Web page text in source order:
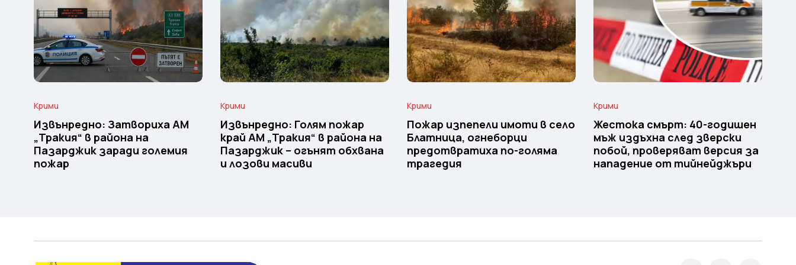
Крими
Извънредно: Затвориха АМ
„Тракия“ в района на
Пазарджик заради големия
пожар
Крими
Извънредно: Голям пожар
край АМ „Тракия“ в района на
Пазарджик – огънят обхвана
и лозови масиви
Крими
Пожар изпепели имоти в село
Блатница, огнеборци
предотвратиха по-голяма
трагедия
Крими
Жестока смърт: 40-годишен
мъж издъхна след зверски
побой, проверяват версия за
нападение от тийнейджъри